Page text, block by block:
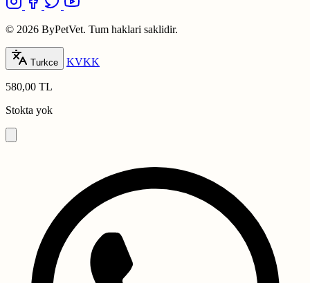
© 2026 ByPetVet. Tum haklari saklidir.
Turkce KVKK
580,00 TL
Stokta yok